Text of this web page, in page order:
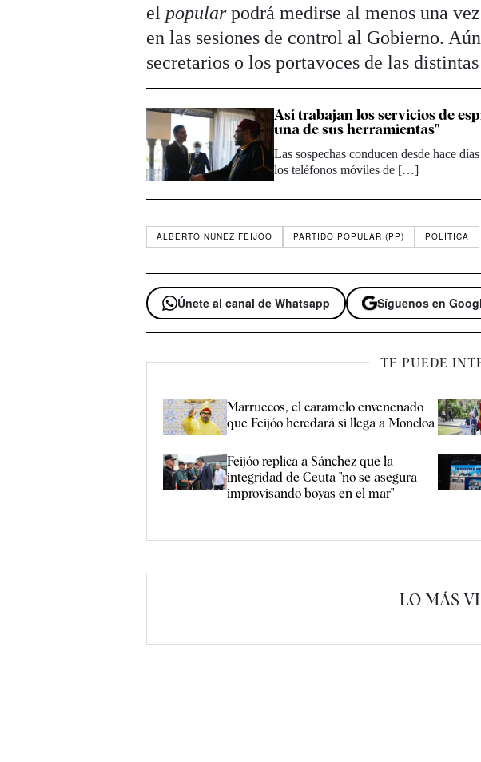
el popularpodrá medirse al menos una
en las sesiones de control al Gobierno.
secretarios o los portavoces de las
Así trabajan los servicios de
una de sus herramientas"
Las sospechas conducen desde hace
los teléfonos móviles de […]
ALBERTO NÚÑEZ FEIJÓO PARTIDO POPULAR (PP) POLÍTICA
Únete al canal de Whatsapp Síguenos en
TE PUEDE
Marruecos, el caramelo envenenado
que Feijóo heredará si llega a Moncloa
Feijóo replica a Sánchez que la
integridad de Ceuta "no se asegura
improvisando boyas en el mar"
LO MÁS